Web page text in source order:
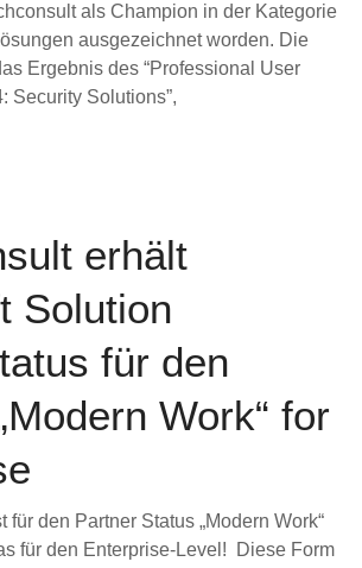
als Champion in der Kategorie
ausgezeichnet worden. Die
Ergebnis des “Professional User
Security Solutions”,
erhält
Solution
für den
Work“ for
für den Partner Status „Modern Work“
für den Enterprise-Level! Diese Form